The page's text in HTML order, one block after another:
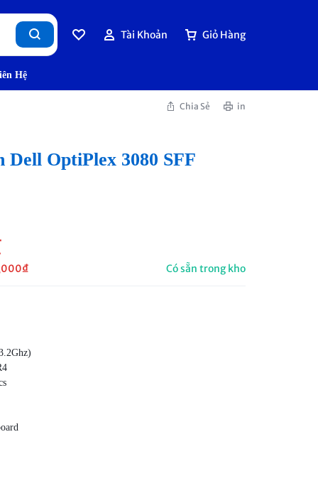
Tài Khoản Giỏ Hàng
Hệ
Chia Sẻ in
Dell OptiPlex 3080 SFF
₫ Có sẵn trong kho